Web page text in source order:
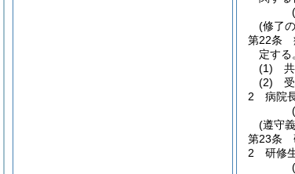
(修了
第22条
定する
(1)
(2)
2
病院
(遵守
第23条
2
研修